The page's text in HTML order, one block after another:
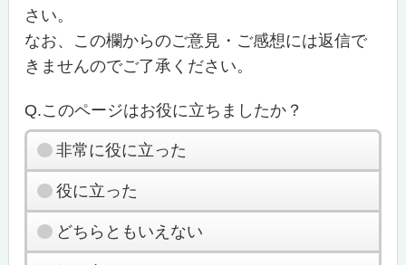
さい。
なお、この欄からのご意見・ご感想には返信で
きませんのでご了承ください。
Q.このページはお役に立ちましたか？
非常に役に立った
役に立った
どちらともいえない